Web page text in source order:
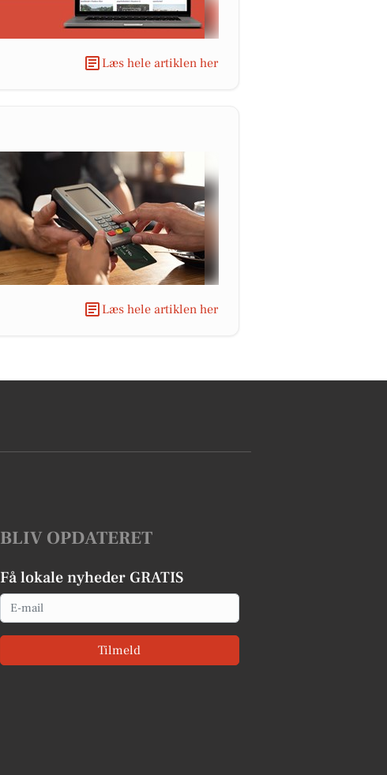
Læs hele artiklen her
Læs hele artiklen her
BLIV OPDATERET
Få lokale nyheder GRATIS
Email
Tilmeld